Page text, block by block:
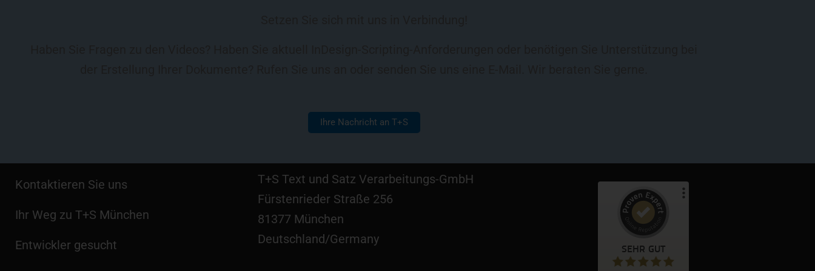
Ihre Nachricht an T+S
Kontaktieren Sie uns
Ihr Weg zu T+S München
Entwickler gesucht
T+S Text und Satz Verarbeitungs-GmbH
Fürstenrieder Straße 256
81377 München
Deutschland/Germany
SEHR GUT
Kundenbewertungen und Erfahrungen zu
T+S Text und Satz Verarbeitungs-GmbH
Empfehlungen auf
SEHR GUT